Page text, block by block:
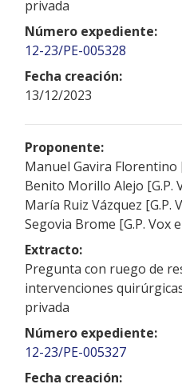
privada
Número expediente:
12-23/PE-005328
Fecha creación:
13/12/2023
Proponente:
Manuel Gavira Florentino
Benito Morillo Alejo [G.P.
María Ruiz Vázquez [G.P.
Segovia Brome [G.P. Vox
Extracto:
Pregunta con ruego de
intervenciones
privada
Número expediente:
12-23/PE-005327
Fecha creación: